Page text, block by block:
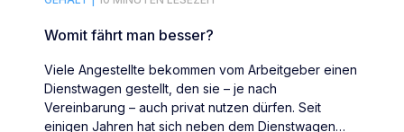
Womit fährt man besser?
Viele Angestellte bekommen vom Arbeitgeber einen
Dienstwagen gestellt, den sie – je nach
Vereinbarung – auch privat nutzen dürfen. Seit
einigen Jahren hat sich neben dem Dienstwagen